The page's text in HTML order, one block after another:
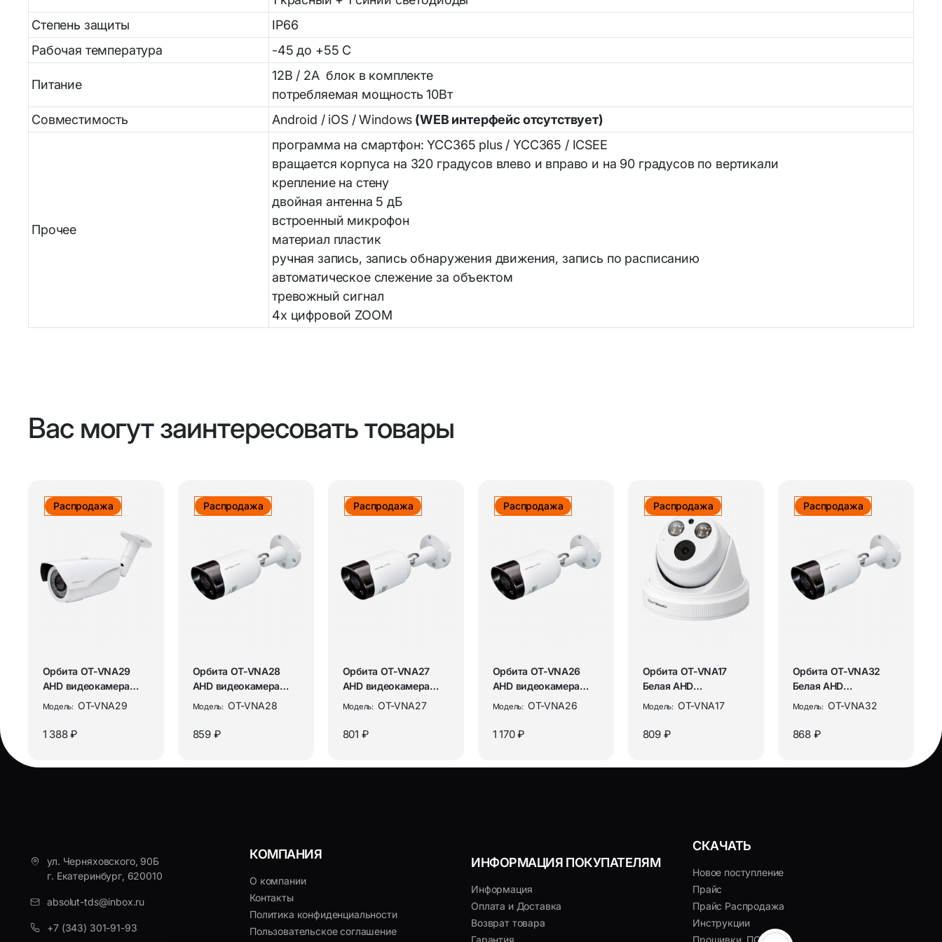
Степень защиты
IP66
Рабочая температура
-45 до +55 С
Питание
12В / 2А блок в комплекте
потребляемая мощность 10Вт
Совместимость
Android / iOS / Windows (WEB интерфейс отсутствует)
Прочее
программа на смартфон: YCC365 plus / YCC365 / ICSEE
вращается корпуса на 320 градусов влево и вправо и на 90 градусов по вертикали
крепление на стену
двойная антенна 5 дБ
встроенный микрофон
материал пластик
ручная запись, запись обнаружения движения, запись по расписанию
автоматическое слежение за объектом
тревожный сигнал
4х цифровой ZOOM
Вас могут заинтересовать товары
Распродажа
Орбита OT-VNA29
AHD видеокамера
(3072*1728, 2,8-12мм,
Модель: OT-VNA29
1 388 ₽
Распродажа
Орбита OT-VNA28
AHD видеокамера
(1920*1080, 3.6мм,
Модель: OT-VNA28
859 ₽
Распродажа
Орбита OT-VNA27
AHD видеокамера
(1920*1080, 3.6мм,
Модель: OT-VNA27
801 ₽
Распродажа
Орбита OT-VNA26
AHD видеокамера
(3072*1728, 3.6мм,
Модель: OT-VNA26
1 170 ₽
Распродажа
Орбита OT-VNA17
Белая AHD
видеокамера
пла...
Модель: OT-VNA17
809 ₽
Распродажа
Орбита OT-VNA32
Белая AHD
видеокамера
мет...
Модель: OT-VNA32
868 ₽
ул. Черняховского, 90Б
г. Екатеринбург, 620010
absolut-tds@inbox.ru
+7 (343) 301-91-93
КОМПАНИЯ
О компании
Контакты
Политика конфиденциальности
Пользовательское соглашение
ИНФОРМАЦИЯ ПОКУПАТЕЛЯМ
Информация
Оплата и Доставка
Возврат товара
СКАЧАТЬ
Новое поступление
Прайс
Прайс Распродажа
Инструкции